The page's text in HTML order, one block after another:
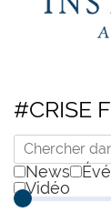
#CRISE
News
Vidéo